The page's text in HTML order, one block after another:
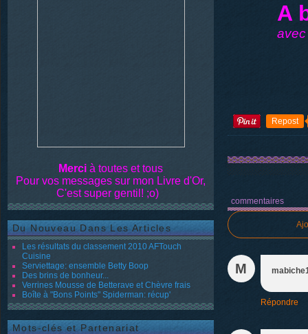
Merci à toutes et tous
Pour vos messages sur mon Livre d'Or,
C'est super gentil! ;o)
Du Nouveau Dans Les Articles
Les résultats du classement 2010 AFTouch
Cuisine
Serviettage: ensemble Betty Boop
Des brins de bonheur...
Verrines Mousse de Betterave et Chèvre frais
Boîte à "Bons Points" Spiderman: récup'
Mots-clés et Partenariat
A
Repost
commentaires
M
Répondre